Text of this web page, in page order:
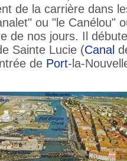
de la carrière dans
ou "le Canélou"
de nos jours. Il
Sainte Lucie (Canal
de Port-la-